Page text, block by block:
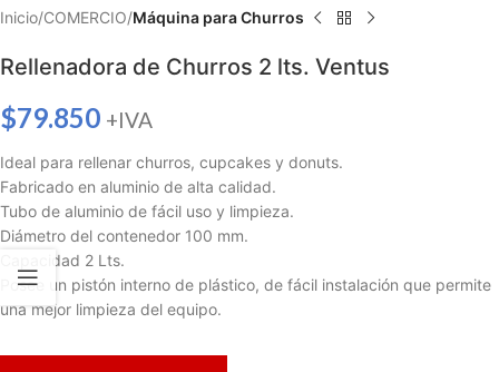
Inicio COMERCIO Máquina para Churros
Rellenadora de Churros 2 lts. Ventus
$79.850 +IVA
Ideal para rellenar churros, cupcakes y donuts.
Fabricado en aluminio de alta calidad.
Tubo de aluminio de fácil uso y limpieza.
Diámetro del contenedor 100 mm.
Capacidad 2 Lts.
Posee un pistón interno de plástico, de fácil instalación que permite
una mejor limpieza del equipo.